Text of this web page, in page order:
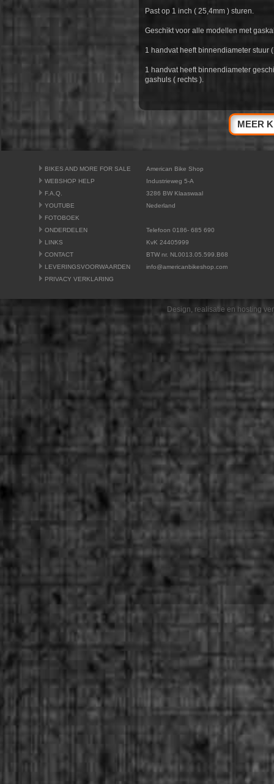
Past op 1 inch ( 25,4mm ) sturen.
Geschikt voor alle modellen met
1 handvat heeft binnendiameter stuur
1 handvat heeft binnendiameter
gashuls ( rechts ).
MEER
BIKES AND MORE FOR SALE
WEBSHOP HELP
F.A.Q.
YOUTUBE
FOTOBOEK
ONDERDELEN
LINKS
CONTACT
LEVERINGSVOORWAARDEN
PRIVACY VERKLARING
American Bike Shop
Industrieweg 5-A
3286 BW Klaaswaal
Nederland
Telefoon 0186- 685 690
KvK 24405999
BTW nr. NL0013.05.599.B68
info@americanbikeshop.com
Design, realisatie en hosting